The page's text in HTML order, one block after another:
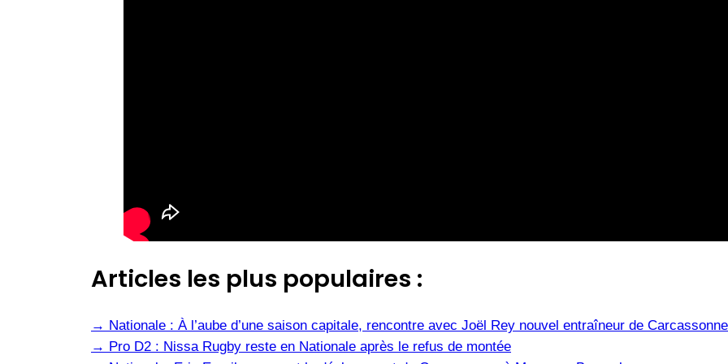
Articles les plus populaires :
→ Nationale : À l’aube d’une saison capitale, rencontre avec Joël Rey nouvel entraîneur de
→ Pro D2 : Nissa Rugby reste en Nationale après le refus de montée